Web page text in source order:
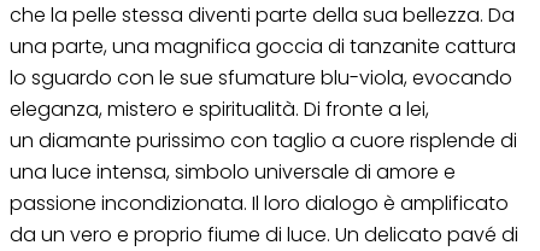
che la pelle stessa diventi parte della sua bellezza. Da
una parte, una magnifica goccia di tanzanite cattura
lo sguardo con le sue sfumature blu-viola, evocando
eleganza, mistero e spiritualità. Di fronte a lei,
un diamante purissimo con taglio a cuore risplende di
una luce intensa, simbolo universale di amore e
passione incondizionata. Il loro dialogo è amplificato
da un vero e proprio fiume di luce. Un delicato pavé di